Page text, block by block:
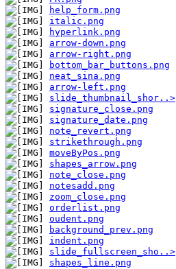
help_form.png
italic.png
hyperlink.png
arrow-down.png
arrow-right.png
bottom_bar_buttons.png
neat_sina.png
arrow-left.png
slide_thumbnail_shor..>
signature_close.png
signature_date.png
note_revert.png
strikethrough.png
moveByPos.png
shapes_arrow.png
note_close.png
notesadd.png
zoom_close.png
orderlist.png
oudent.png
background_prev.png
indent.png
slide_fullscreen_sho..>
shapes_line.png